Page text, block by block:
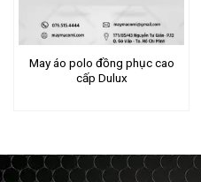
May áo polo đồng phục cao
cấp Dulux